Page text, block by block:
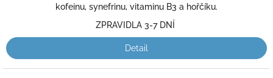
kofeinu, synefrinu, vitaminu B3 a hořčíku.
ZPRAVIDLA 3-7 DNÍ
Detail